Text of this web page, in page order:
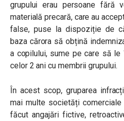
grupului erau persoane fără
materială precară, care au
false, puse la dispoziție de
baza cărora să obțină
a copilului, sume pe care să le
celor 2 ani cu membrii grupului.
În acest scop, gruparea
mai multe societăți
făcut angajări fictive,